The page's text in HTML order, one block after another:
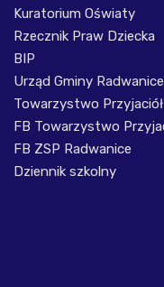
Kuratorium Oświaty
Rzecznik Praw Dziecka
BIP
Urząd Gminy Radwanice
Towarzystwo
FB Towarzystwo
FB ZSP Radwanice
Dziennik szkolny